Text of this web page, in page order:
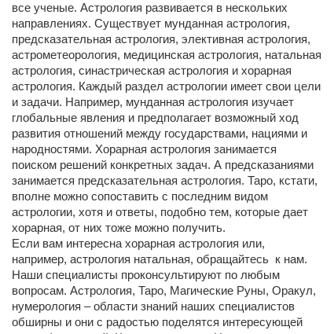
все ученые. Астрология развивается в нескольких
направлениях. Существует мунданная астрология,
предсказательная астрология, элективная астрология,
астрометеорология, медицинская астрология, натальная
астрология, синастрическая астрология и хорарная
астрология. Каждый раздел астрологии имеет свои цели
и задачи. Например, мунданная астрология изучает
глобальные явления и предполагает возможный ход
развития отношений между государствами, нациями и
народностями. Хорарная астрология занимается
поиском решений конкретных задач. А предсказаниями
занимается предсказательная астрология. Таро, кстати,
вполне можно сопоставить с последним видом
астрологии, хотя и ответы, подобно тем, которые дает
хорарная, от них тоже можно получить.
Если вам интересна хорарная астрология или,
например, астрология натальная, обращайтесь к нам.
Наши специалисты проконсультируют по любым
вопросам. Астрология, Таро, Магические Руны, Оракул,
нумерология – области знаний наших специалистов
обширны и они с радостью поделятся интересующей